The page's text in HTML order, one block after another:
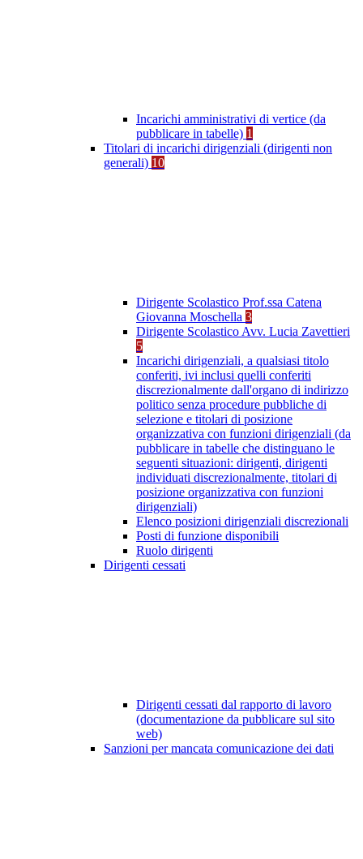
Incarichi amministrativi di vertice (da
pubblicare in tabelle) 1
Titolari di incarichi dirigenziali (dirigenti non
generali) 10
Dirigente Scolastico Prof.ssa Catena
Giovanna Moschella 3
Dirigente Scolastico Avv. Lucia Zavettieri
5
Incarichi dirigenziali, a qualsiasi titolo
conferiti, ivi inclusi quelli conferiti
discrezionalmente dall'organo di indirizzo
politico senza procedure pubbliche di
selezione e titolari di posizione
organizzativa con funzioni dirigenziali (da
pubblicare in tabelle che distinguano le
seguenti situazioni: dirigenti, dirigenti
individuati discrezionalmente, titolari di
posizione organizzativa con funzioni
dirigenziali)
Elenco posizioni dirigenziali discrezionali
Posti di funzione disponibili
Ruolo dirigenti
Dirigenti cessati
Dirigenti cessati dal rapporto di lavoro
(documentazione da pubblicare sul sito
web)
Sanzioni per mancata comunicazione dei dati